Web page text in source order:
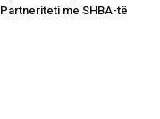
Partneriteti me SHBA-të